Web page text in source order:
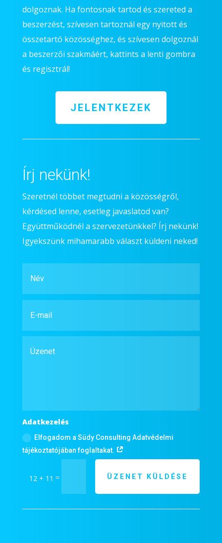
dolgoznak. Ha fontosnak tartod és szereted a
beszerzést, szívesen tartoznál egy nyitott és
összetartó közösséghez, és szívesen dolgoznál
a beszerzői szakmáért, kattints a lenti gombra
és regisztrál!
JELENTKEZEK
Írj nekünk!
Szeretnél többet megtudni a közösségről,
kérdésed lenne, esetleg javaslatod van?
Együttműködnél a szervezetünkkel? Írj nekünk!
Igyekszünk mihamarabb választ küldeni neked!
Adatkezelés
Elfogadom a Südy Consulting Adatvédelmi
tájékoztatójában foglaltakat.
12 + 11 = ÜZENET KÜLDÉSE